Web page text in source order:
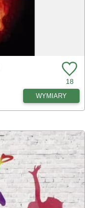
18
WYMIARY